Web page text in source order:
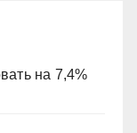
на 7,4%